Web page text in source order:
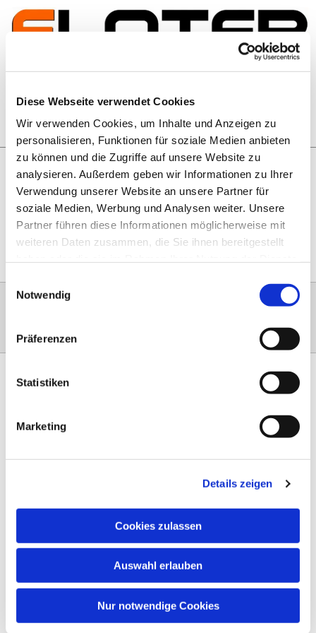
Diese Webseite verwendet Cookies
Wir verwenden Cookies, um Inhalte und Anzeigen zu
personalisieren, Funktionen für soziale Medien anbieten
zu können und die Zugriffe auf unsere Website zu
analysieren. Außerdem geben wir Informationen zu Ihrer
Verwendung unserer Website an unsere Partner für
soziale Medien, Werbung und Analysen weiter. Unsere
Partner führen diese Informationen möglicherweise mit
weiteren Daten zusammen, die Sie ihnen bereitgestellt
Einwilligungsauswahl
Notwendig
Präferenzen
Statistiken
Marketing
Details zeigen
Cookies zulassen
Auswahl erlauben
Nur notwendige Cookies
Zum Inhalt springen
Artikelsuche
Rechtliches
Hier geht es zu unserenAGB , zumWiderrufsrecht, zum
Impressum und zu unseremDatenschutz.
0151 68134038
Datenschutz
AGB
Widerruf